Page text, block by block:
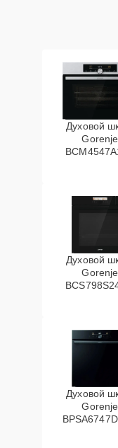
Духовой
Gorenje
Духовой
Gorenje
Духовой
Gorenje